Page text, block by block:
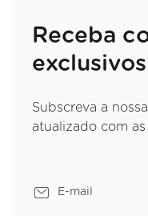
Receba
exclusivos
Subscreva a
atualizado com